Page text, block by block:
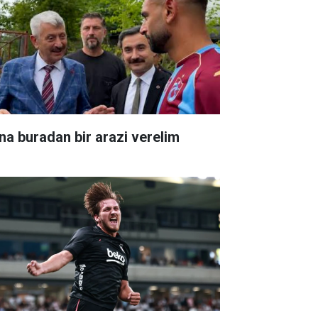
buradan bir arazi verelim